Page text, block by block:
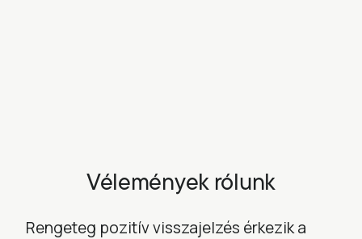
Vélemények rólunk
Rengeteg pozitív visszajelzés érkezik a